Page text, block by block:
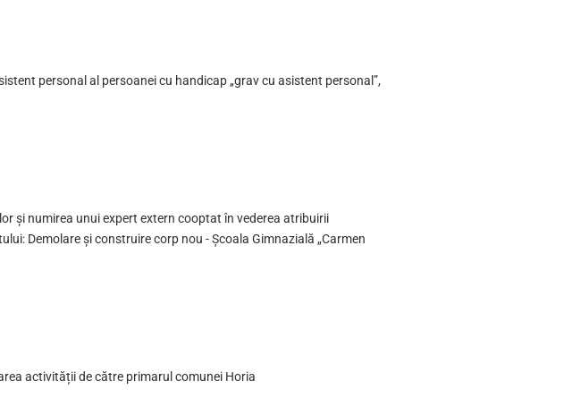
personal al persoanei cu handicap „grav cu asistent personal”,
și numirea unui expert extern cooptat în vederea atribuirii
Demolare și construire corp nou - Școala Gimnazială „Carmen
activității de către primarul comunei Horia